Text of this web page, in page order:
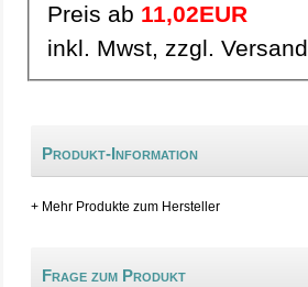
Preis ab 11,02EUR
inkl. Mwst, zzgl. Versand
Produkt-Information
+ Mehr Produkte zum Hersteller
Frage zum Produkt